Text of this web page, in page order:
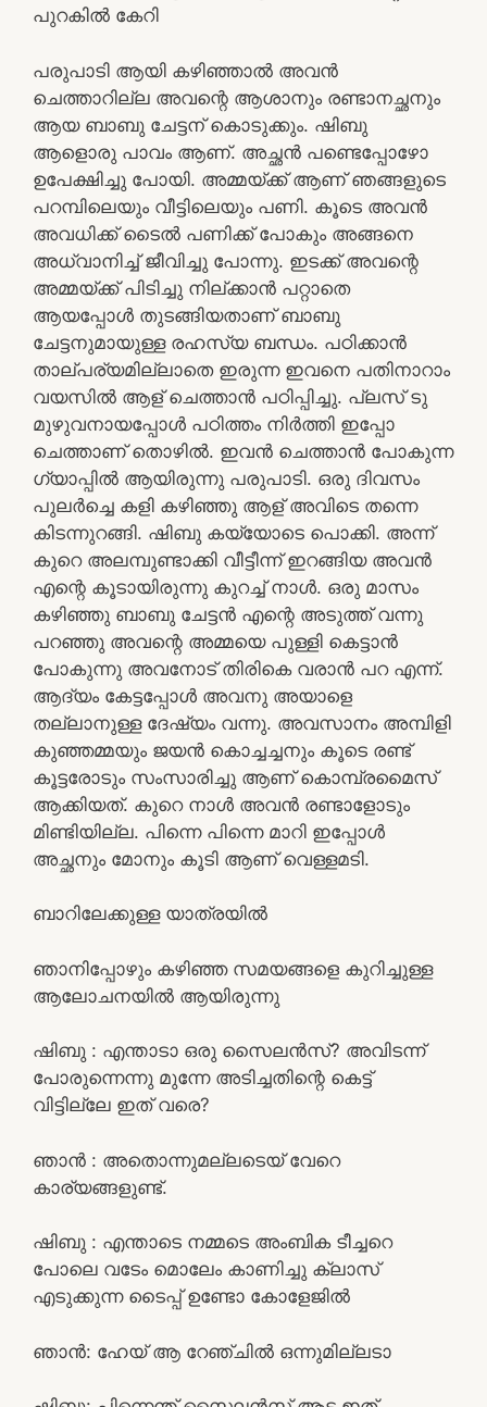
പുറകിൽ കേറി
പരുപാടി ആയി കഴിഞ്ഞാൽ അവൻ
ചെത്താറില്ല അവന്റെ ആശാനും രണ്ടാനച്ഛനും
ആയ ബാബു ചേട്ടന് കൊടുക്കും. ഷിബു
ആളൊരു പാവം ആണ്. അച്ഛൻ പണ്ടെപ്പോഴോ
ഉപേക്ഷിച്ചു പോയി. അമ്മയ്ക്ക് ആണ് ഞങ്ങളുടെ
പറമ്പിലെയും വീട്ടിലെയും പണി. കൂടെ അവൻ
അവധിക്ക് ടൈൽ പണിക്ക് പോകും അങ്ങനെ
അധ്വാനിച്ച് ജീവിച്ചു പോന്നു. ഇടക്ക് അവന്റെ
അമ്മയ്ക്ക് പിടിച്ചു നില്ക്കാൻ പറ്റാതെ
ആയപ്പോൾ തുടങ്ങിയതാണ് ബാബു
ചേട്ടനുമായുള്ള രഹസ്യ ബന്ധം. പഠിക്കാൻ
താല്പര്യമില്ലാതെ ഇരുന്ന ഇവനെ പതിനാറാം
വയസിൽ ആള് ചെത്താൻ പഠിപ്പിച്ചു. പ്ലസ് ടു
മുഴുവനായപ്പോൾ പഠിത്തം നിർത്തി ഇപ്പോ
ചെത്താണ് തൊഴിൽ. ഇവൻ ചെത്താൻ പോകുന്ന
ഗ്യാപ്പിൽ ആയിരുന്നു പരുപാടി. ഒരു ദിവസം
പുലർച്ചെ കളി കഴിഞ്ഞു ആള് അവിടെ തന്നെ
കിടന്നുറങ്ങി. ഷിബു കയ്യോടെ പൊക്കി. അന്ന്
കുറെ അലമ്പുണ്ടാക്കി വീട്ടീന്ന് ഇറങ്ങിയ അവൻ
എന്റെ കൂടായിരുന്നു കുറച്ച് നാൾ. ഒരു മാസം
കഴിഞ്ഞു ബാബു ചേട്ടൻ എന്റെ അടുത്ത് വന്നു
പറഞ്ഞു അവന്റെ അമ്മയെ പുള്ളി കെട്ടാൻ
പോകുന്നു അവനോട് തിരികെ വരാൻ പറ എന്ന്.
ആദ്യം കേട്ടപ്പോൾ അവനു അയാളെ
തല്ലാനുള്ള ദേഷ്യം വന്നു. അവസാനം അമ്പിളി
കുഞ്ഞമ്മയും ജയൻ കൊച്ചച്ചനും കൂടെ രണ്ട്
കൂട്ടരോടും സംസാരിച്ചു ആണ് കൊമ്പ്രമൈസ്
ആക്കിയത്. കുറെ നാൾ അവൻ രണ്ടാളോടും
മിണ്ടിയില്ല. പിന്നെ പിന്നെ മാറി ഇപ്പോൾ
അച്ഛനും മോനും കൂടി ആണ് വെള്ളമടി.
ബാറിലേക്കുള്ള യാത്രയിൽ
ഞാനിപ്പോഴും കഴിഞ്ഞ സമയങ്ങളെ കുറിച്ചുള്ള
ആലോചനയിൽ ആയിരുന്നു
ഷിബു : എന്താടാ ഒരു സൈലൻസ്? അവിടന്ന്
പോരുന്നെന്നു മുന്നേ അടിച്ചതിന്റെ കെട്ട്
വിട്ടില്ലേ ഇത് വരെ?
ഞാൻ : അതൊന്നുമല്ലടെയ് വേറെ
കാര്യങ്ങളുണ്ട്.
ഷിബു : എന്താടെ നമ്മടെ അംബിക ടീച്ചറെ
പോലെ വടേം മൊലേം കാണിച്ചു ക്ലാസ്
എടുക്കുന്ന ടൈപ്പ് ഉണ്ടോ കോളേജിൽ
ഞാൻ: ഹേയ് ആ റേഞ്ചിൽ ഒന്നുമില്ലടാ